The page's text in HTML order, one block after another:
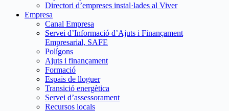
Directori d’empreses instal·lades al Viver
Empresa
Canal Empresa
Servei d’Informació d’Ajuts i Finançament
Empresarial, SAFE
Polígons
Ajuts i finançament
Formació
Espais de lloguer
Transició energètica
Servei d’assessorament
Recursos locals